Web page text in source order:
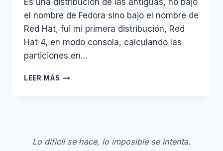
Es una distribución de las antiguas, no bajo
el nombre de Fedora sino bajo el nombre de
Red Hat, fui mi primera distribución, Red
Hat 4, en modo consola, calculando las
particiones en…
LEER MÁS UBUNTU
Lo dificil se hace, lo imposible se intenta.